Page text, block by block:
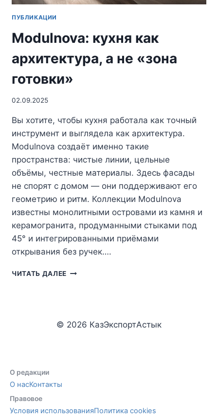
ПУБЛИКАЦИИ
Modulnova: кухня как
архитектура, а не «зона
готовки»
02.09.2025
Вы хотите, чтобы кухня работала как точный
инструмент и выглядела как архитектура.
Modulnova создаёт именно такие
пространства: чистые линии, цельные
объёмы, честные материалы. Здесь фасады
не спорят с домом — они поддерживают его
геометрию и ритм. Коллекции Modulnova
известны монолитными островами из камня и
керамогранита, продуманными стыками под
45° и интегрированными приёмами
открывания без ручек….
ЧИТАТЬ ДАЛЕЕ MODULNOVA:
НЕ
© 2026 КазЭкспортАстык
О редакции
О насКонтакты
Правовое
Условия использованияПолитика cookies